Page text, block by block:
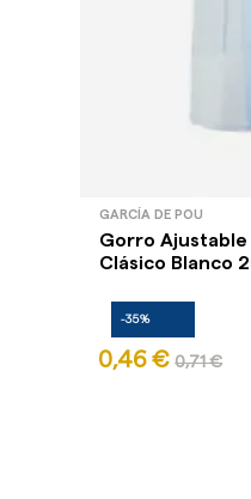
GARCÍA DE POU
Gorro Ajustable
Clásico Blanco
-35%
0,46 € 0,71 €